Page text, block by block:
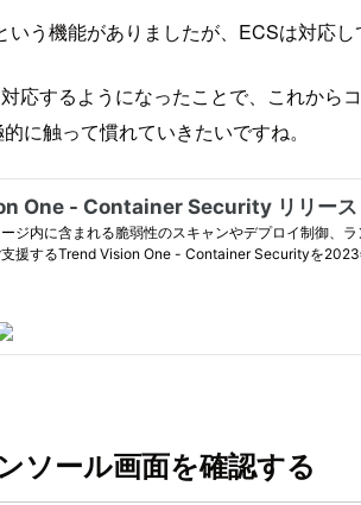
う機能がありましたが、ECSは対応し
応するようになったことで、これから
に触って慣れていきたいですね。
ソール画面を確認する